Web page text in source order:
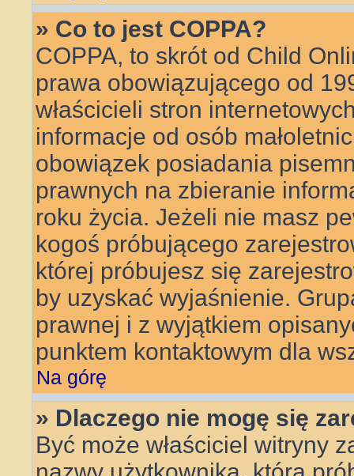
» Co to jest COPPA?
COPPA, to skrót od Child
prawa obowiązującego od
właścicieli stron
informacje od osób
obowiązek posiadania
prawnych na zbieranie
roku życia. Jeżeli nie masz
kogoś próbującego
której próbujesz się
by uzyskać wyjaśnienie.
prawnej i z wyjątkiem
punktem kontaktowym dla
Na górę
» Dlaczego nie mogę się
Być może właściciel witryny